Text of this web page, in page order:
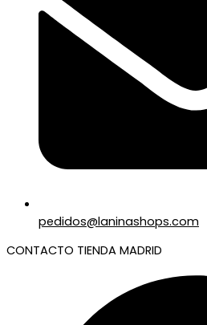
pedidos@laninashops.com
CONTACTO TIENDA MADRID